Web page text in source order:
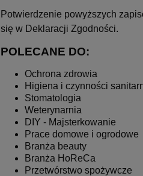
Potwierdzenie powyższych
się w Deklaracji Zgodności.
POLECANE DO:
Ochrona zdrowia
Higiena i czynności
Stomatologia
Weterynarnia
DIY - Majsterkowanie
Prace domowe i ogrodowe
Branża beauty
Branża HoReCa
Przetwórstwo spożywcze